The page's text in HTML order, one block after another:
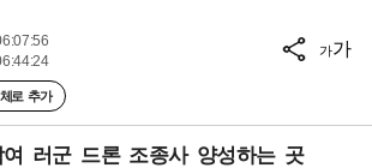
로 추가
가가
러군 드론 조종사 양성하는 곳